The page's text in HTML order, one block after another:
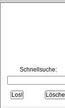
Schnellsuche: